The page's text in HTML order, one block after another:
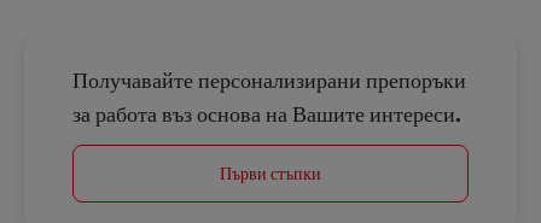
Получавайте персонализирани препоръки
за работа въз основа на Вашите интереси.
Първи стъпки